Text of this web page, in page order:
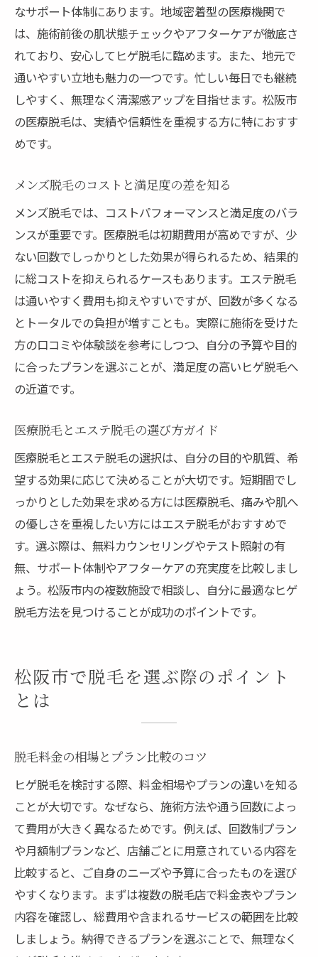
なサポート体制にあります。地域密着型の医療機関で
は、施術前後の肌状態チェックやアフターケアが徹底さ
れており、安心してヒゲ脱毛に臨めます。また、地元で
通いやすい立地も魅力の一つです。忙しい毎日でも継続
しやすく、無理なく清潔感アップを目指せます。松阪市
の医療脱毛は、実績や信頼性を重視する方に特におすす
めです。
メンズ脱毛のコストと満足度の差を知る
メンズ脱毛では、コストパフォーマンスと満足度のバラ
ンスが重要です。医療脱毛は初期費用が高めですが、少
ない回数でしっかりとした効果が得られるため、結果的
に総コストを抑えられるケースもあります。エステ脱毛
は通いやすく費用も抑えやすいですが、回数が多くなる
とトータルでの負担が増すことも。実際に施術を受けた
方の口コミや体験談を参考にしつつ、自分の予算や目的
に合ったプランを選ぶことが、満足度の高いヒゲ脱毛へ
の近道です。
医療脱毛とエステ脱毛の選び方ガイド
医療脱毛とエステ脱毛の選択は、自分の目的や肌質、希
望する効果に応じて決めることが大切です。短期間でし
っかりとした効果を求める方には医療脱毛、痛みや肌へ
の優しさを重視したい方にはエステ脱毛がおすすめで
す。選ぶ際は、無料カウンセリングやテスト照射の有
無、サポート体制やアフターケアの充実度を比較しまし
ょう。松阪市内の複数施設で相談し、自分に最適なヒゲ
脱毛方法を見つけることが成功のポイントです。
松阪市で脱毛を選ぶ際のポイント
とは
脱毛料金の相場とプラン比較のコツ
ヒゲ脱毛を検討する際、料金相場やプランの違いを知る
ことが大切です。なぜなら、施術方法や通う回数によっ
て費用が大きく異なるためです。例えば、回数制プラン
や月額制プランなど、店舗ごとに用意されている内容を
比較すると、ご自身のニーズや予算に合ったものを選び
やすくなります。まずは複数の脱毛店で料金表やプラン
内容を確認し、総費用や含まれるサービスの範囲を比較
しましょう。納得できるプランを選ぶことで、無理なく